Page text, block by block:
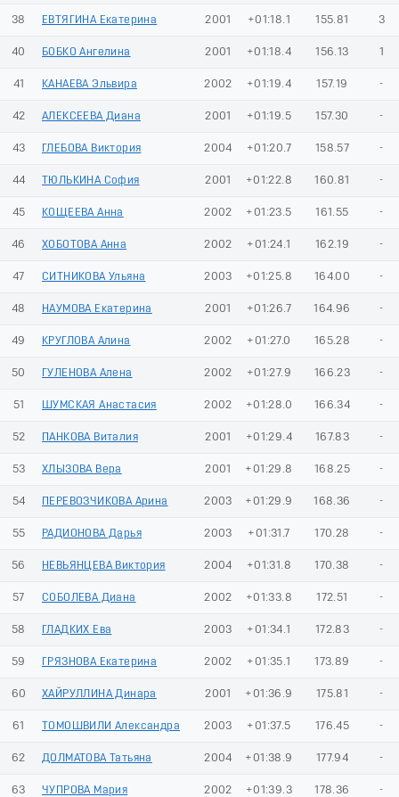
38 ЕВТЯГИНА Екатерина 2001 +01:18.1 155.81 3
40 БОБКО Ангелина 2001 +01:18.4 156.13 1
41 КАНАЕВА Эльвира 2002 +01:19.4 157.19 -
42 АЛЕКСЕЕВА Диана 2001 +01:19.5 157.30 -
43 ГЛЕБОВА Виктория 2004 +01:20.7 158.57 -
44 ТЮЛЬКИНА София 2001 +01:22.8 160.81 -
45 КОЩЕЕВА Анна 2002 +01:23.5 161.55 -
46 ХОБОТОВА Анна 2002 +01:24.1 162.19 -
47 СИТНИКОВА Ульяна 2003 +01:25.8 164.00 -
48 НАУМОВА Екатерина 2001 +01:26.7 164.96 -
49 КРУГЛОВА Алина 2002 +01:27.0 165.28 -
50 ГУЛЕНОВА Алена 2002 +01:27.9 166.23 -
51 ШУМСКАЯ Анастасия 2002 +01:28.0 166.34 -
52 ПАНКОВА Виталия 2001 +01:29.4 167.83 -
53 ХЛЫЗОВА Вера 2001 +01:29.8 168.25 -
54 ПЕРЕВОЗЧИКОВА Арина 2003 +01:29.9 168.36 -
55 РАДИОНОВА Дарья 2003 +01:31.7 170.28 -
56 НЕВЬЯНЦЕВА Виктория 2004 +01:31.8 170.38 -
57 СОБОЛЕВА Диана 2002 +01:33.8 172.51 -
58 ГЛАДКИХ Ева 2003 +01:34.1 172.83 -
59 ГРЯЗНОВА Екатерина 2002 +01:35.1 173.89 -
60 ХАЙРУЛЛИНА Динара 2001 +01:36.9 175.81 -
61 ТОМОШВИЛИ Александра 2003 +01:37.5 176.45 -
62 ДОЛМАТОВА Татьяна 2004 +01:38.9 177.94 -
63 ЧУПРОВА Мария 2002 +01:39.3 178.36 -